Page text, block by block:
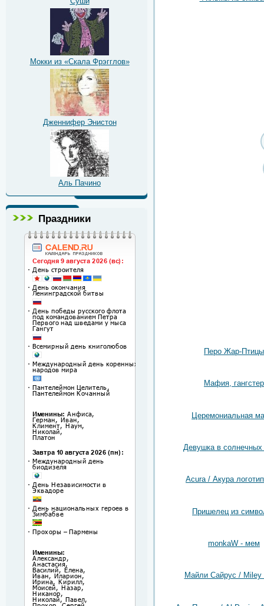
Мокки из «Скала Фрэгглов»
Дженнифер Энистон
Аль Пачино
Праздники
Перо Жар-Птицы
Мафия, гангстер
Церемониальная
Девушка в солнечных
Acura / Акура
Пришелец из
monkaW - мем
Майли Сайрус / Miley